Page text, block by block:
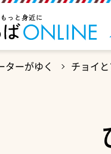
ターがゆく チョイ